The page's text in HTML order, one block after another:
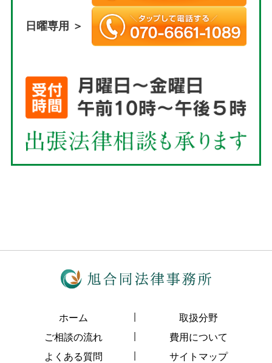
日曜専用 ＞
ホーム
取扱分野
ご相談の流れ
費用について
よくある質問
サイトマップ